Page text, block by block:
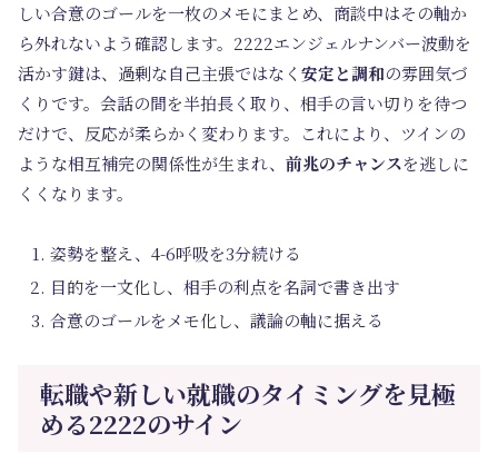
しい合意のゴールを一枚のメモにまとめ、商談中はその軸か
ら外れないよう確認します。2222エンジェルナンバー波動を
活かす鍵は、過剰な自己主張ではなく 安定と調和の雰囲気づ
くりです。会話の間を半拍長く取り、相手の言い切りを待つ
だけで、反応が柔らかく変わります。これにより、ツインの
ような相互補完の関係性が生まれ、 前兆のチャンスを逃しに
くくなります。
姿勢を整え、4-6呼吸を3分続ける
目的を一文化し、相手の利点を名詞で書き出す
合意のゴールをメモ化し、議論の軸に据える
転職や新しい就職のタイミングを見極
める2222のサイン